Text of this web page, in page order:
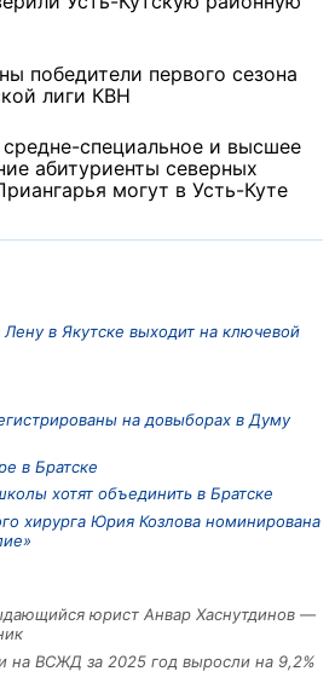
в Якутске выходит на ключевой
на довыборах в Думу
в Братске
хотят объединить в Братске
хирурга Юрия Козлова номинирована
юрист Анвар Хаснутдинов —
на ВСЖД за 2025 год выросли на 9,2%
победители первого сезона
лиги КВН
специальное и высшее
абитуриенты северных
могут в Усть-Куте